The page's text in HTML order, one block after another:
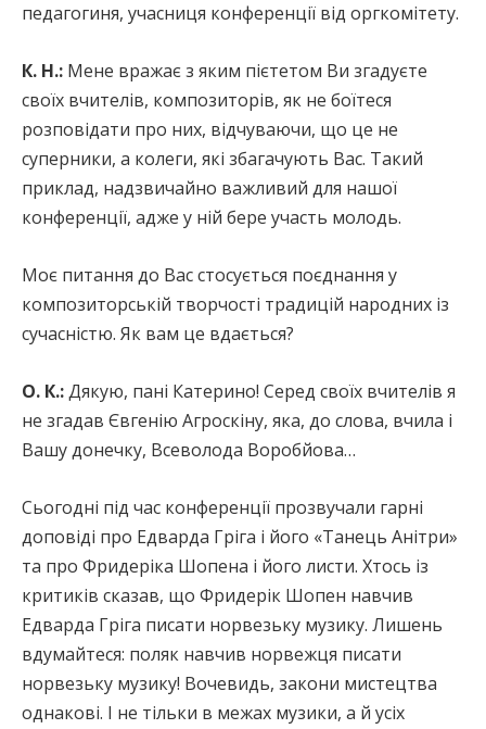
педагогиня, учасниця конференції від оргкомітету.
К. Н.: Мене вражає з яким пієтетом Ви згадуєте
своїх вчителів, композиторів, як не боїтеся
розповідати про них, відчуваючи, що це не
суперники, а колеги, які збагачують Вас. Такий
приклад, надзвичайно важливий для нашої
конференції, адже у ній бере участь молодь.
Моє питання до Вас стосується поєднання у
композиторській творчості традицій народних із
сучасністю. Як вам це вдається?
О. К.:Дякую, пані Катерино! Серед своїх вчителів я
не згадав Євгенію Агроскіну, яка, до слова, вчила і
Вашу донечку, Всеволода Воробйова…
Сьогодні під час конференції прозвучали гарні
доповіді про Едварда Гріга і його «Танець Анітри»
та про Фридеріка Шопена і його листи. Хтось із
критиків сказав, що Фридерік Шопен навчив
Едварда Гріга писати норвезьку музику. Лишень
вдумайтеся: поляк навчив норвежця писати
норвезьку музику! Вочевидь, закони мистецтва
однакові. І не тільки в межах музики, а й усіх